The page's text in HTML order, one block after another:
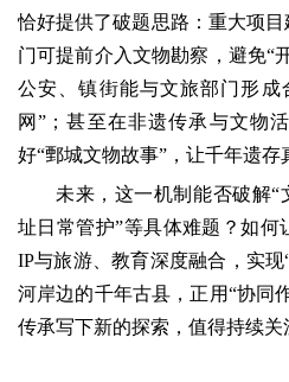
恰好提供了破题思路：重大项
门可提前介入文物勘察，避免“
公安、镇街能与文旅部门形成
网”；甚至在非遗传承与文物
好“鄄城文物故事”，让千年遗存
未来，这一机制能否破解“
址日常管护”等具体难题？如
IP与旅游、教育深度融合，实
河岸边的千年古县，正用“协同
传承写下新的探索，值得持续关